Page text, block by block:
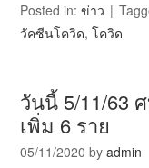
Posted in:ข่าว
วัคซีนโควิด,โควิด
วันนี้ 5/11/63
เพิ่ม 6 ราย
05/11/2020 byadmin